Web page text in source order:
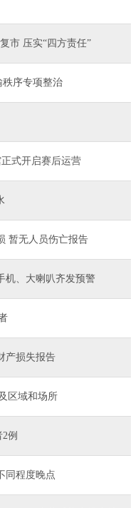
市 压实“四方责任”
序专项整治
式开启赛后运营
暂无人员伤亡报告
机、大喇叭齐发预警
产损失报告
区域和场所
例
同程度晚点